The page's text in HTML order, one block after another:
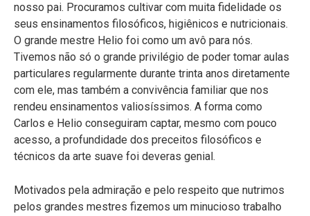
nosso pai. Procuramos cultivar com muita fidelidade os
seus ensinamentos filosóficos, higiênicos e nutricionais.
O grande mestre Helio foi como um avô para nós.
Tivemos não só o grande privilégio de poder tomar aulas
particulares regularmente durante trinta anos diretamente
com ele, mas também a convivência familiar que nos
rendeu ensinamentos valiosíssimos. A forma como
Carlos e Helio conseguiram captar, mesmo com pouco
acesso, a profundidade dos preceitos filosóficos e
técnicos da arte suave foi deveras genial.
Motivados pela admiração e pelo respeito que nutrimos
pelos grandes mestres fizemos um minucioso trabalho